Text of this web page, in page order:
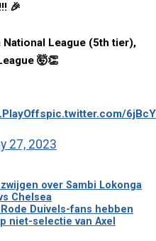
🎉
League (5th tier),
🤯👏
pic.twitter.com/
27, 2023
over Sambi Lokonga
Chelsea
Duivels-fans hebben
niet-selectie van Axel